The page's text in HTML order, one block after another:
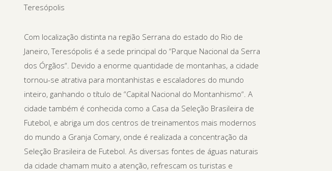
Teresópolis
Com localização distinta na região Serrana do estado do Rio de
Janeiro, Teresópolis é a sede principal do “Parque Nacional da Serra
dos Órgãos“. Devido a enorme quantidade de montanhas, a cidade
tornou-se atrativa para montanhistas e escaladores do mundo
inteiro, ganhando o título de “Capital Nacional do Montanhismo“. A
cidade também é conhecida como a Casa da Seleção Brasileira de
Futebol, e abriga um dos centros de treinamentos mais modernos
do mundo a Granja Comary, onde é realizada a concentração da
Seleção Brasileira de Futebol. As diversas fontes de águas naturais
da cidade chamam muito a atenção, refrescam os turistas e